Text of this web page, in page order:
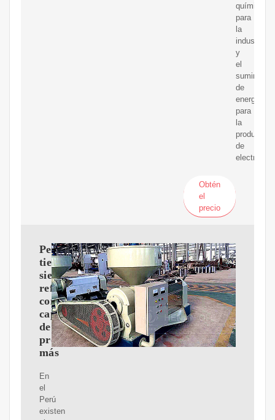
químicos
para
la
industria
y
el
suministro
de
energía
para
la
producción
de
Obtén
el
precio
Perú
tiene
siete
refinerías
con
capacidad
de
procesar
más
En
el
Perú
existen